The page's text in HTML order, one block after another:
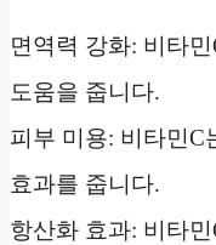
면역력 강화: 비타
도움을 줍니다.
피부 미용: 비타민C
효과를 줍니다.
항산화 효과: 비타